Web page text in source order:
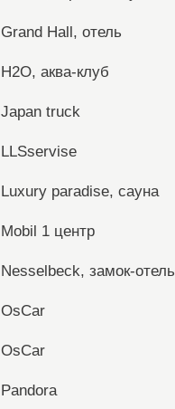
Grand Hall, отель
H2O, аква-клуб
Japan truck
LLSservise
Luxury paradise, сауна
Mobil 1 центр
Nesselbeck, замок-отель
OsCar
OsCar
Pandora